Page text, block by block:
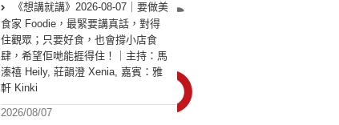
《想講就講》2026-08-07｜要做美
食家 Foodie，最緊要講真話，對得
住觀眾；只要好食，也會撐小店食
肆，希望佢哋能捱得住！｜主持：馬
溱禧 Heily, 莊韻澄 Xenia, 嘉賓：雅
軒 Kinki
2026/08/07